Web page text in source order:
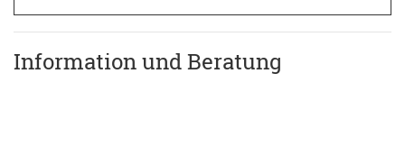
Information und Beratung